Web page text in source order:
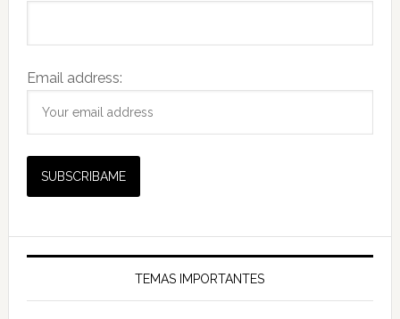
Email address:
TEMAS IMPORTANTES